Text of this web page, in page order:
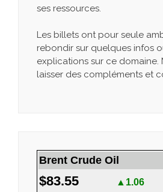
ses ressources.
Les billets ont pour seule
rebondir sur quelques infos
explications sur ce domaine.
laisser des compléments et
Brent Crude Oil
$83.55 ▲1.06